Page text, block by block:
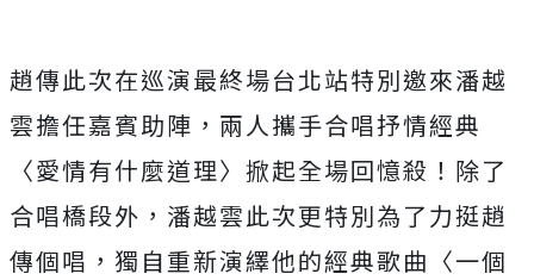
趙傳此次在巡演最終場台北站特別邀來潘越
雲擔任嘉賓助陣，兩人攜手合唱抒情經典
〈愛情有什麼道理〉掀起全場回憶殺！除了
合唱橋段外，潘越雲此次更特別為了力挺趙
傳個唱，獨自重新演繹他的經典歌曲〈一個